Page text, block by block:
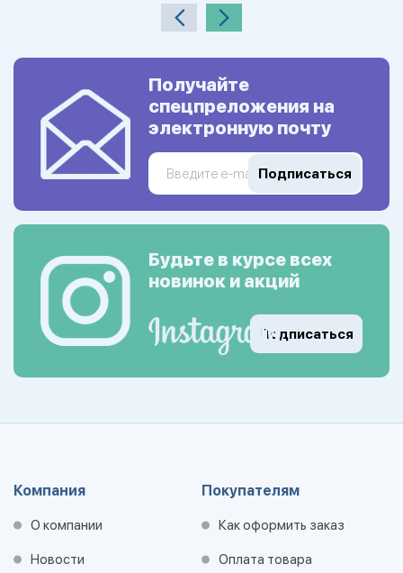
Получайте
спецпреложения на
электронную почту
Подписаться
Будьте в курсе всех
новинок и акций
Подписаться
Компания
О компании
Новости
Покупателям
Как оформить заказ
Оплата товара